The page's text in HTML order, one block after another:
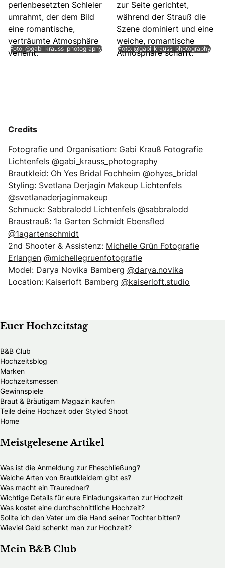
Foto: @gabi_krauss_photography Foto: @gabi_krauss_photography
Credits
Fotografie und Organisation: Gabi Krauß Fotografie
Lichtenfels @gabi_krauss_photography
Brautkleid: Oh Yes Bridal Fochheim @ohyes_bridal
Styling: Svetlana Derjagin Makeup Lichtenfels
@svetlanaderjaginmakeup
Schmuck: Sabbralodd Lichtenfels @sabbralodd
Braustrauß: 1a Garten Schmidt Ebensfled
@1agartenschmidt
2nd Shooter & Assistenz: Michelle Grün Fotografie
Erlangen @michellegruenfotografie
Model: Darya Novika Bamberg @darya.novika
Location: Kaiserloft Bamberg @kaiserloft.studio
Euer Hochzeitstag
B&B Club
Hochzeitsblog
Marken
Hochzeitsmessen
Gewinnspiele
Braut & Bräutigam Magazin kaufen
Teile deine Hochzeit oder Styled Shoot
Home
Meistgelesene Artikel
Was ist die Anmeldung zur Eheschließung?
Welche Arten von Brautkleidern gibt es?
Was macht ein Trauredner?
Wichtige Details für eure Einladungskarten zur Hochzeit
Was kostet eine durchschnittliche Hochzeit?
Sollte ich den Vater um die Hand seiner Tochter bitten?
Wieviel Geld schenkt man zur Hochzeit?
Mein B&B Club